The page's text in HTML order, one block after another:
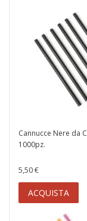
Cannucce Nere da
1000pz.
5,50 €
ACQUISTA